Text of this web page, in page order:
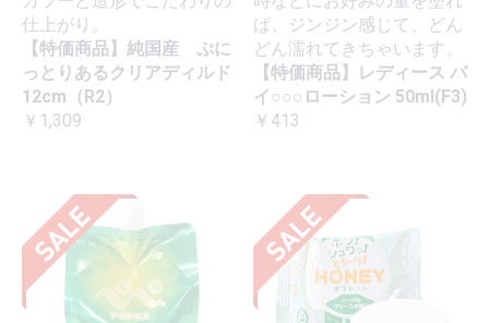
仕上がり。
【特価商品】純国産 ぷに
っとりあるクリアディルド
12cm（R2）
￥1,309
ば、ジンジン感じて、どん
どん濡れてきちゃいます。
【特価商品】レディース バ
イ○○○ローション 50ml(F3)
￥413